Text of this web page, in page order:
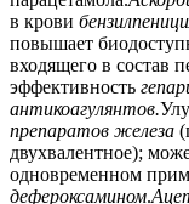
в крови
повышает
входящего в состав
эффективность
антикоагулянтов.
препаратов железа
двухвалентное);
одновременном
дефероксамином.